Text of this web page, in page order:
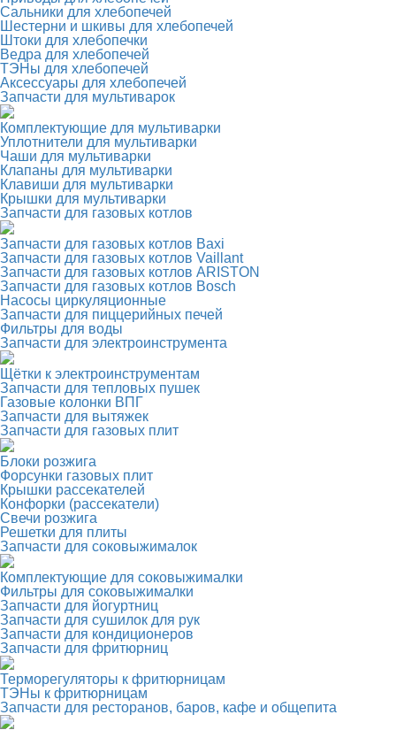
Сальники для хлебопечей
Шестерни и шкивы для хлебопечей
Штоки для хлебопечки
Ведра для хлебопечей
ТЭНы для хлебопечей
Аксессуары для хлебопечей
Запчасти для мультиварок
Комплектующие для мультиварки
Уплотнители для мультиварки
Чаши для мультиварки
Клапаны для мультиварки
Клавиши для мультиварки
Крышки для мультиварки
Запчасти для газовых котлов
Запчасти для газовых котлов Baxi
Запчасти для газовых котлов Vaillant
Запчасти для газовых котлов ARISTON
Запчасти для газовых котлов Bosch
Насосы циркуляционные
Запчасти для пиццерийных печей
Фильтры для воды
Запчасти для электроинструмента
Щётки к электроинструментам
Запчасти для тепловых пушек
Газовые колонки ВПГ
Запчасти для вытяжек
Запчасти для газовых плит
Блоки розжига
Форсунки газовых плит
Крышки рассекателей
Конфорки (рассекатели)
Свечи розжига
Решетки для плиты
Запчасти для соковыжималок
Комплектующие для соковыжималки
Фильтры для соковыжималки
Запчасти для йогуртниц
Запчасти для сушилок для рук
Запчасти для кондиционеров
Запчасти для фритюрниц
Терморегуляторы к фритюрницам
ТЭНы к фритюрницам
Запчасти для ресторанов, баров, кафе и общепита